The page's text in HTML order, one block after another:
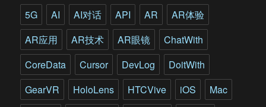
5G AI AI对话 API AR
AR体验
AR应用
AR技术 AR眼镜
ChatWith
CoreData
Cursor DevLog
DoitWith
GearVR
HoloLens HTCVive iOS
Mac